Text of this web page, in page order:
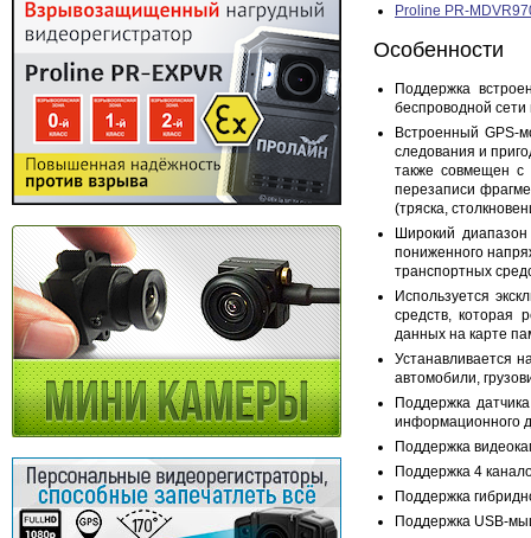
Proline PR-
Особенности
Поддержка
беспроводной сети
Встроенный GPS-
следования и
также совмещен с
перезаписи
(тряска,
Широкий
пониженного
транспортных
Используется
средств, которая
данных на карте
Устанавливается
автомобили,
Поддержка
информационного
Поддержка
Поддержка 4
Поддержка
Поддержка USB-